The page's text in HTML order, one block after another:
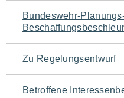
Navigation
für
den
Seiteninhalt
Bundeswehr-
Zu Regelungsentwurf
Betroffene